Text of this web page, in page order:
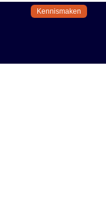
Kennismaken